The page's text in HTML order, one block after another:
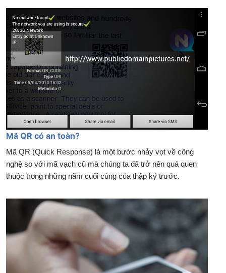
Mã QR có an toàn?
Mã QR (Quick Response) là một bước nhảy vọt về công
nghệ so với mã vạch cũ mà chúng ta đã trở nên quá quen
thuộc trong những năm cuối cùng của thập kỷ trước.